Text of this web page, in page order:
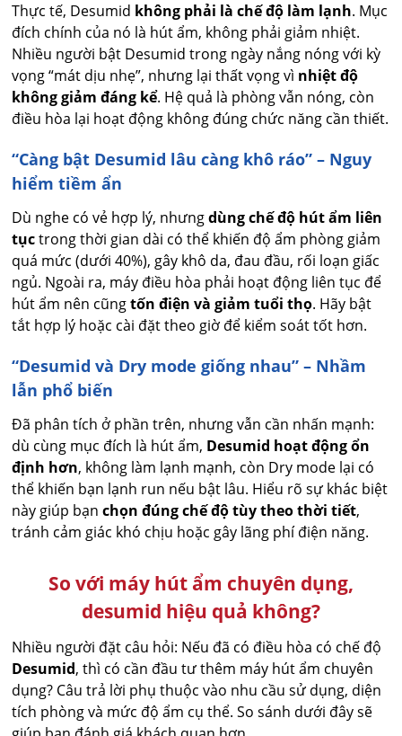
Thực tế, Desumid không phải là chế độ làm lạnh. Mục
đích chính của nó là hút ẩm, không phải giảm nhiệt.
Nhiều người bật Desumid trong ngày nắng nóng với kỳ
vọng “mát dịu nhẹ”, nhưng lại thất vọng vì nhiệt độ
không giảm đáng kể. Hệ quả là phòng vẫn nóng, còn
điều hòa lại hoạt động không đúng chức năng cần thiết.
“Càng bật Desumid lâu càng khô ráo” – Nguy
hiểm tiềm ẩn
Dù nghe có vẻ hợp lý, nhưngdùng chế độ hút ẩm liên
tụctrong thời gian dài có thể khiến độ ẩm phòng giảm
quá mức (dưới 40%), gây khô da, đau đầu, rối loạn giấc
ngủ. Ngoài ra, máy điều hòa phải hoạt động liên tục để
hút ẩm nên cũngtốn điện và giảm tuổi thọ. Hãy bật
tắt hợp lý hoặc cài đặt theo giờ để kiểm soát tốt hơn.
“Desumid và Dry mode giống nhau” – Nhầm
lẫn phổ biến
Đã phân tích ở phần trên, nhưng vẫn cần nhấn mạnh:
dù cùng mục đích là hút ẩm, Desumid hoạt động ổn
định hơn, không làm lạnh mạnh, còn Dry mode lại có
thể khiến bạn lạnh run nếu bật lâu. Hiểu rõ sự khác biệt
này giúp bạnchọn đúng chế độ tùy theo thời tiết,
tránh cảm giác khó chịu hoặc gây lãng phí điện năng.
So với máy hút ẩm chuyên dụng,
desumid hiệu quả không?
Nhiều người đặt câu hỏi: Nếu đã có điều hòa có chế độ
Desumid, thì có cần đầu tư thêm máy hút ẩm chuyên
dụng? Câu trả lời phụ thuộc vào nhu cầu sử dụng, diện
tích phòng và mức độ ẩm cụ thể. So sánh dưới đây sẽ